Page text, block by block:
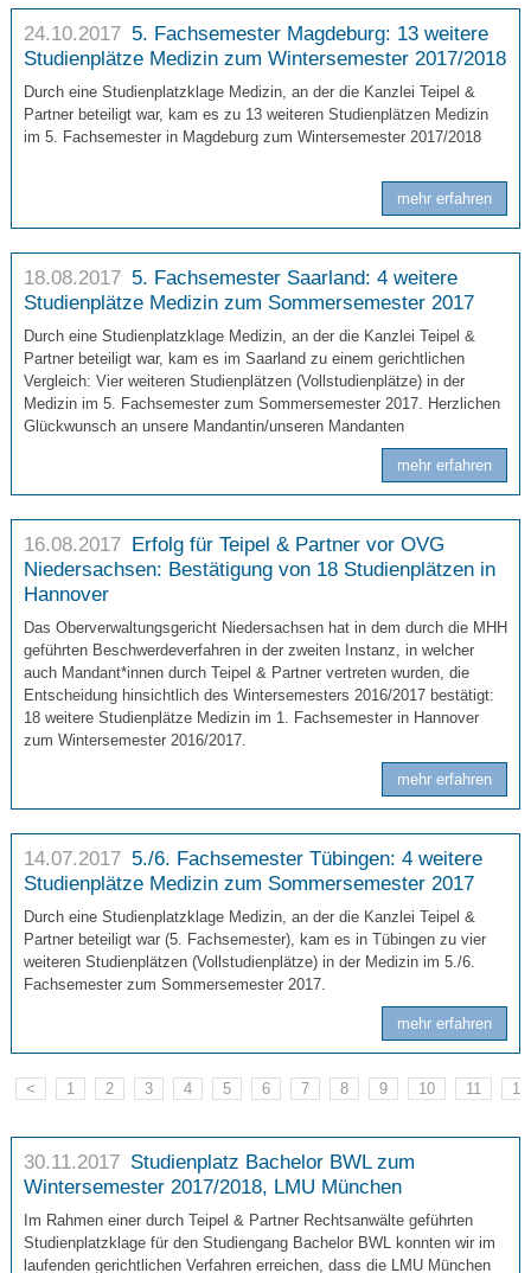
24.10.2017 5. Fachsemester Magdeburg: 13 weitere
Studienplätze Medizin zum Wintersemester 2017/2018
Durch eine Studienplatzklage Medizin, an der die Kanzlei Teipel &
Partner beteiligt war, kam es zu 13 weiteren Studienplätzen Medizin
im 5. Fachsemester in Magdeburg zum Wintersemester 2017/2018
mehr erfahren
18.08.2017 5. Fachsemester Saarland: 4 weitere
Studienplätze Medizin zum Sommersemester 2017
Durch eine Studienplatzklage Medizin, an der die Kanzlei Teipel &
Partner beteiligt war, kam es im Saarland zu einem gerichtlichen
Vergleich: Vier weiteren Studienplätzen (Vollstudienplätze) in der
Medizin im 5. Fachsemester zum Sommersemester 2017. Herzlichen
Glückwunsch an unsere Mandantin/unseren Mandanten
mehr erfahren
16.08.2017 Erfolg für Teipel & Partner vor OVG
Niedersachsen: Bestätigung von 18 Studienplätzen in
Hannover
Das Oberverwaltungsgericht Niedersachsen hat in dem durch die MHH
geführten Beschwerdeverfahren in der zweiten Instanz, in welcher
auch Mandant*innen durch Teipel & Partner vertreten wurden, die
Entscheidung hinsichtlich des Wintersemesters 2016/2017 bestätigt:
18 weitere Studienplätze Medizin im 1. Fachsemester in Hannover
zum Wintersemester 2016/2017.
mehr erfahren
14.07.2017 5./6. Fachsemester Tübingen: 4 weitere
Studienplätze Medizin zum Sommersemester 2017
Durch eine Studienplatzklage Medizin, an der die Kanzlei Teipel &
Partner beteiligt war (5. Fachsemester), kam es in Tübingen zu vier
weiteren Studienplätzen (Vollstudienplätze) in der Medizin im 5./6.
Fachsemester zum Sommersemester 2017.
mehr erfahren
< 1 2 3 4 5 6 7 8 9 10 11 12
30.11.2017 Studienplatz Bachelor BWL zum
Wintersemester 2017/2018, LMU München
Im Rahmen einer durch Teipel & Partner Rechtsanwälte geführten
Studienplatzklage für den Studiengang Bachelor BWL konnten wir im
laufenden gerichtlichen Verfahren erreichen, dass die LMU München